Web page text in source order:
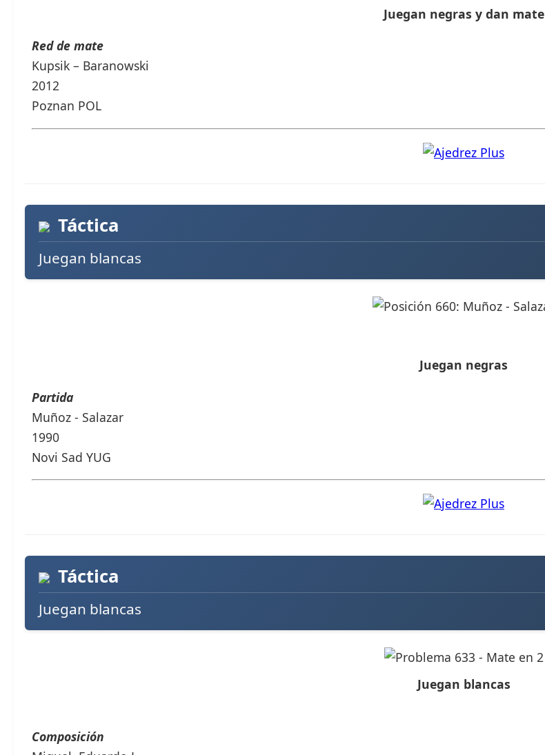
Juegan negras y dan mate
Red de mate
Kupsik – Baranowski
2012
Poznan POL
Táctica
Juegan blancas
Juegan negras
Partida
Muñoz - Salazar
1990
Novi Sad YUG
Táctica
Juegan blancas
Juegan blancas
Composición